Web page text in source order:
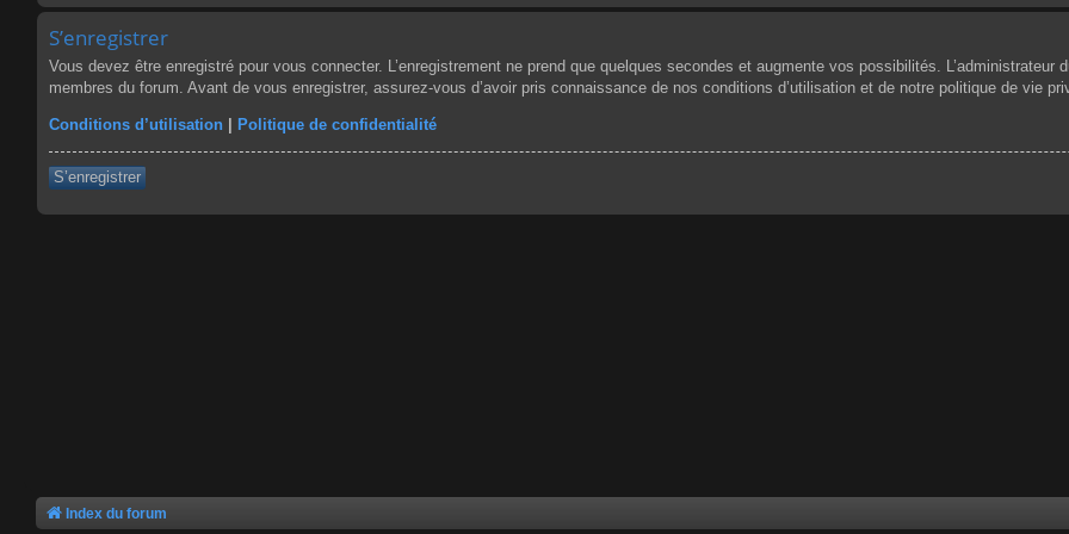
S’enregistrer
Vous devez être enregistré pour vous connecter. L’enregistrement ne prend que quelques secondes et augmente vos possibilités.
membres du forum. Avant de vous enregistrer, assurez-vous d’avoir pris connaissance de nos conditions d’utilisation et de notre politique de vie
Conditions d’utilisation Politique de confidentialité
S’enregistrer
Index du forum